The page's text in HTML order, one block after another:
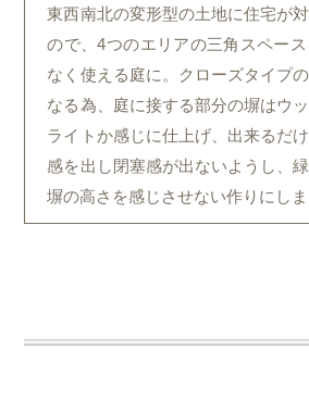
東西南北の変形型の土地に住宅が
ので、4つのエリアの三角スペー
なく使える庭に。クローズタイプ
なる為、庭に接する部分の塀はウ
ライトか感じに仕上げ、出来るだ
感を出し閉塞感が出ないようし、
塀の高さを感じさせない作りにしま